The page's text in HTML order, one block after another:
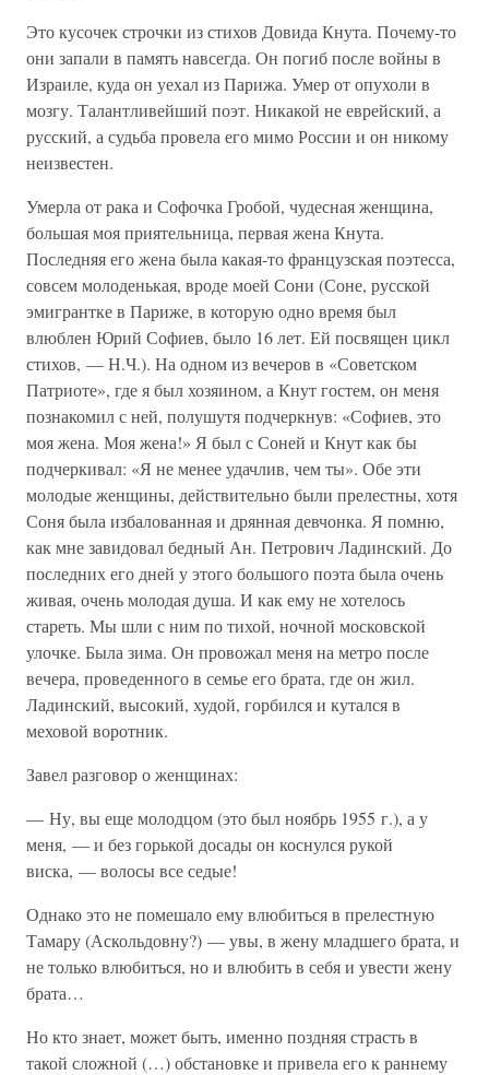
Это кусочек строчки из стихов Довида Кнута. Почему-то
они запали в память навсегда. Он погиб после войны в
Израиле, куда он уехал из Парижа. Умер от опухоли в
мозгу. Талантливейший поэт. Никакой не еврейский, а
русский, а судьба провела его мимо России и он никому
неизвестен.
Умерла от рака и Софочка Гробой, чудесная женщина,
большая моя приятельница, первая жена Кнута.
Последняя его жена была какая-то французская поэтесса,
совсем молоденькая, вроде моей Сони (Соне, русской
эмигрантке в Париже, в которую одно время был
влюблен Юрий Софиев, было 16 лет. Ей посвящен цикл
стихов, — Н.Ч.). На одном из вечеров в «Советском
Патриоте», где я был хозяином, а Кнут гостем, он меня
познакомил с ней, полушутя подчеркнув: «Софиев, это
моя жена. Моя жена!» Я был с Соней и Кнут как бы
подчеркивал: «Я не менее удачлив, чем ты». Обе эти
молодые женщины, действительно были прелестны, хотя
Соня была избалованная и дрянная девчонка. Я помню,
как мне завидовал бедный Ан. Петрович Ладинский. До
последних его дней у этого большого поэта была очень
живая, очень молодая душа. И как ему не хотелось
стареть. Мы шли с ним по тихой, ночной московской
улочке. Была зима. Он провожал меня на метро после
вечера, проведенного в семье его брата, где он жил.
Ладинский, высокий, худой, горбился и кутался в
меховой воротник.
Завел разговор о женщинах:
— Ну, вы еще молодцом (это был ноябрь 1955 г.), а у
меня, — и без горькой досады он коснулся рукой
виска, — волосы все седые!
Однако это не помешало ему влюбиться в прелестную
Тамару (Аскольдовну?) — увы, в жену младшего брата, и
не только влюбиться, но и влюбить в себя и увести жену
брата…
Но кто знает, может быть, именно поздняя страсть в
такой сложной (…) обстановке и привела его к раннему